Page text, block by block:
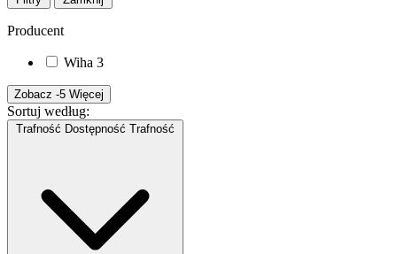
Producent
Wiha 3
Zobacz -5 Więcej
Sortuj według:
Trafność Dostępność Trafność